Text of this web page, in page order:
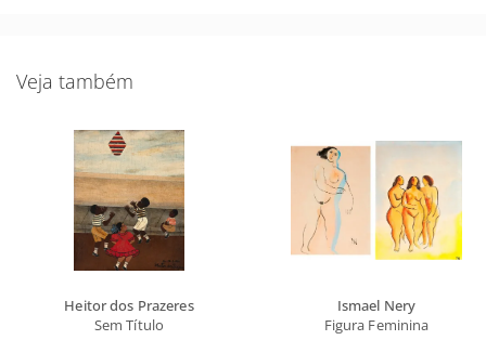
Veja também
Heitor dos Prazeres
Sem Título
Ismael Nery
Figura Feminina